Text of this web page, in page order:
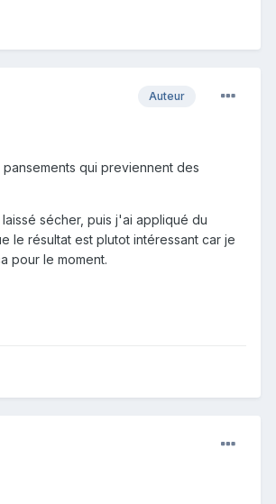
Auteur
qui previennent des
sécher, puis j'ai appliqué du
le résultat est plutot intéressant car je
pour le moment.